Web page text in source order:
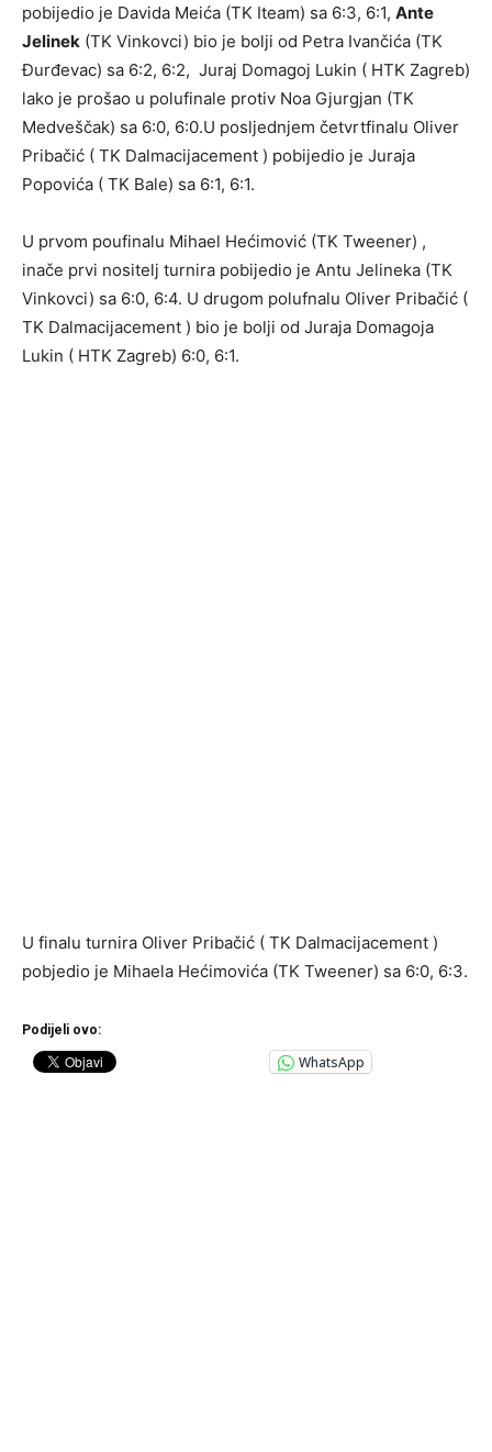
pobijedio je Davida Meića (TK Iteam) sa 6:3, 6:1, Ante
Jelinek (TK Vinkovci) bio je bolji od Petra Ivančića (TK
Đurđevac) sa 6:2, 6:2, Juraj Domagoj Lukin ( HTK Zagreb)
lako je prošao u polufinale protiv Noa Gjurgjan (TK
Medveščak) sa 6:0, 6:0.U posljednjem četvrtfinalu Oliver
Pribačić ( TK Dalmacijacement ) pobijedio je Juraja
Popovića ( TK Bale) sa 6:1, 6:1.
U prvom poufinalu Mihael Hećimović (TK Tweener) ,
inače prvi nositelj turnira pobijedio je Antu Jelineka (TK
Vinkovci) sa 6:0, 6:4. U drugom polufnalu Oliver Pribačić (
TK Dalmacijacement ) bio je bolji od Juraja Domagoja
Lukin ( HTK Zagreb) 6:0, 6:1.
U finalu turnira Oliver Pribačić ( TK Dalmacijacement )
pobjedio je Mihaela Hećimovića (TK Tweener) sa 6:0, 6:3.
Podijeli ovo:
WhatsApp